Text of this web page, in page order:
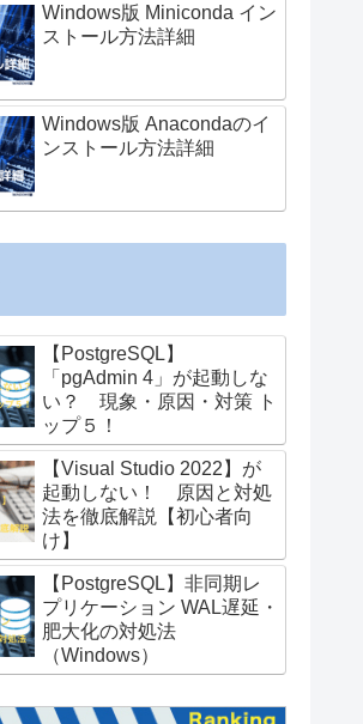
Windows版 Miniconda イン
ストール方法詳細
Windows版 Anacondaのイ
ンストール方法詳細
【PostgreSQL】
「pgAdmin 4」が起動しな
い？ 現象・原因・対策 ト
ップ５！
【Visual Studio 2022】が
起動しない！ 原因と対処
法を徹底解説【初心者向
け】
【PostgreSQL】非同期レ
プリケーション WAL遅延・
肥大化の対処法
（Windows）